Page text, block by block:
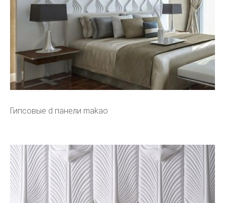
Гипсовые d панели makao